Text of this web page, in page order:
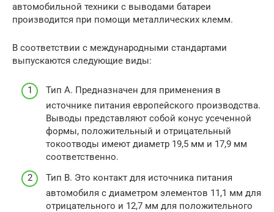
автомобильной техники с выводами батареи
производится при помощи металлических клемм.
В соответствии с международными стандартами
выпускаются следующие виды:
Тип А. Предназначен для применения в
источнике питания европейского производства.
Выводы представляют собой конус усеченной
формы, положительный и отрицательный
токоотводы имеют диаметр 19,5 мм и 17,9 мм
соответственно.
Тип В. Это контакт для источника питания
автомобиля с диаметром элементов 11,1 мм для
отрицательного и 12,7 мм для положительного